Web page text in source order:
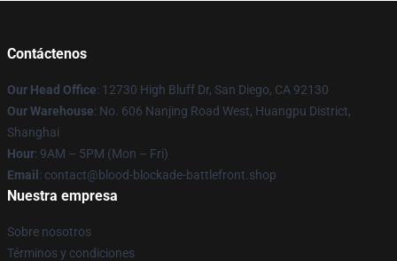
Contáctenos
Our Head Office: 12730 High Bluff Dr, San Diego, CA 92130
Our Warehouse: No. 606 Nanjing Road West, Huangpu District,
Shanghai
Hour: 9AM – 5PM (Mon – Fri)
Email : contact@blood-blockade-battlefront.shop
Nuestra empresa
Sobre nosotros
Términos y condiciones